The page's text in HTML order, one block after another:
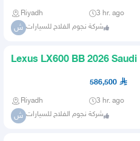
Riyadh 3 hr. ago
ش شركة نجوم الفلاح للسيارات
Lexus LX600 BB 2026 Saudi
586,500
Riyadh 3 hr. ago
ش شركة نجوم الفلاح للسيارات